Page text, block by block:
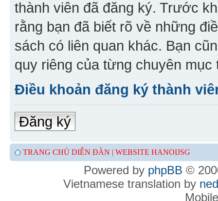
thành viên đã đăng ký. Trước
rằng bạn đã biết rõ về những
sách có liên quan khác. Bạn
quy riêng của từng chuyên mục
Điều khoản đăng ký thành
Đăng ký
TRANG CHỦ DIỄN ĐÀN | WEBSITE HANOIJSG
Powered by phpBB ©
Vietnamese translation by